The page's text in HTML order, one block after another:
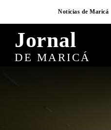
Notícias de Maricá
Jornal
DE MARICÁ